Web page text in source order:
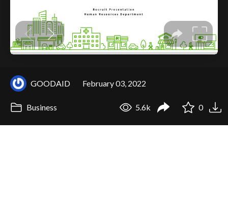
GOODAID February 03, 2022
Business 5.6k 0